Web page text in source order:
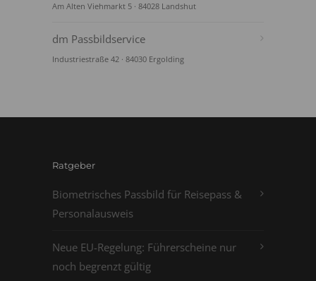
Am Alten Viehmarkt 5 · 84028 Landshut
dm Passbildservice
Industriestraße 42 · 84030 Ergolding
Ratgeber
Biometrisches Passbild für Reisepass &
Personalausweis
Neue EU-Regelung: Führerscheine nur
noch begrenzt gültig